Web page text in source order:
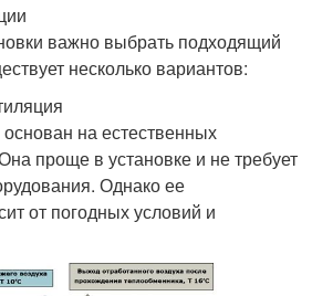
важно выбрать подходящий
несколько вариантов:
на естественных
проще в установке и не требует
Однако ее
от погодных условий и